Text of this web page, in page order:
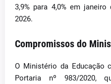
3,9% para 4,0% em
2026.
Compromissos do
O Ministério da Educação
Portaria nº 983/2020,